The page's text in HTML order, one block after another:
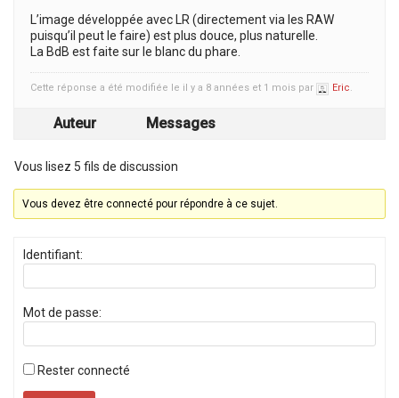
L’image développée avec LR (directement via les RAW
puisqu’il peut le faire) est plus douce, plus naturelle.
La BdB est faite sur le blanc du phare.
Cette réponse a été modifiée le il y a 8 années et 1 mois par Eric.
Auteur Messages
Vous lisez 5 fils de discussion
Vous devez être connecté pour répondre à ce sujet.
Identifiant:
Mot de passe:
Rester connecté